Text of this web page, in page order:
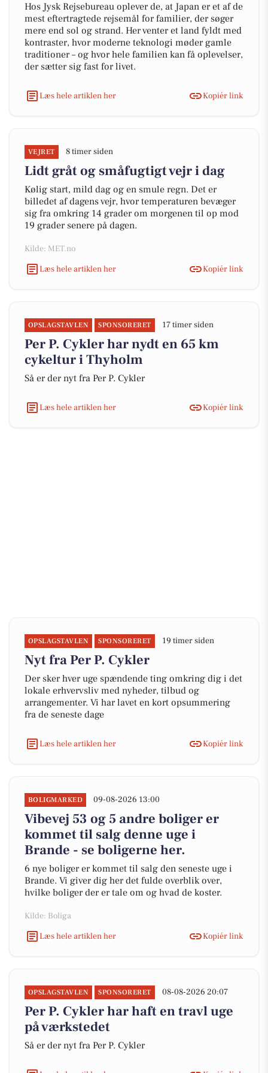
Hos Jysk Rejsebureau oplever de, at Japan er et af de
mest eftertragtede rejsemål for familier, der søger
mere end sol og strand. Her venter et land fyldt med
kontraster, hvor moderne teknologi møder gamle
traditioner – og hvor hele familien kan få oplevelser,
der sætter sig fast for livet.
Læs hele artiklen her Kopiér link
VEJRET 8 timer siden
Lidt gråt og småfugtigt vejr i dag
Kølig start, mild dag og en smule regn. Det er
billedet af dagens vejr, hvor temperaturen bevæger
sig fra omkring 14 grader om morgenen til op mod
19 grader senere på dagen.
Kilde: MET.no
Læs hele artiklen her
Kopiér link
OPSLAGSTAVLEN SPONSORERET 17 timer siden
Per P. Cykler har nydt en 65 km
cykeltur i Thyholm
Så er der nyt fra Per P. Cykler
Læs hele artiklen her Kopiér link
OPSLAGSTAVLEN SPONSORERET 19 timer siden
Nyt fra Per P. Cykler
Der sker hver uge spændende ting omkring dig i det
lokale erhvervsliv med nyheder, tilbud og
arrangementer. Vi har lavet en kort opsummering
fra de seneste dage
Læs hele artiklen her Kopiér link
BOLIGMARKED 09-08-2026 13:00
Vibevej 53 og 5 andre boliger er
kommet til salg denne uge i
Brande - se boligerne her.
6 nye boliger er kommet til salg den seneste uge i
Brande. Vi giver dig her det fulde overblik over,
hvilke boliger der er tale om og hvad de koster.
Kilde: Boliga
Læs hele artiklen her
Kopiér link
OPSLAGSTAVLEN SPONSORERET 08-08-2026 20:07
Per P. Cykler har haft en travl uge
på værkstedet
Så er der nyt fra Per P. Cykler